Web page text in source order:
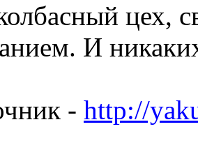
цех,
И
- http://